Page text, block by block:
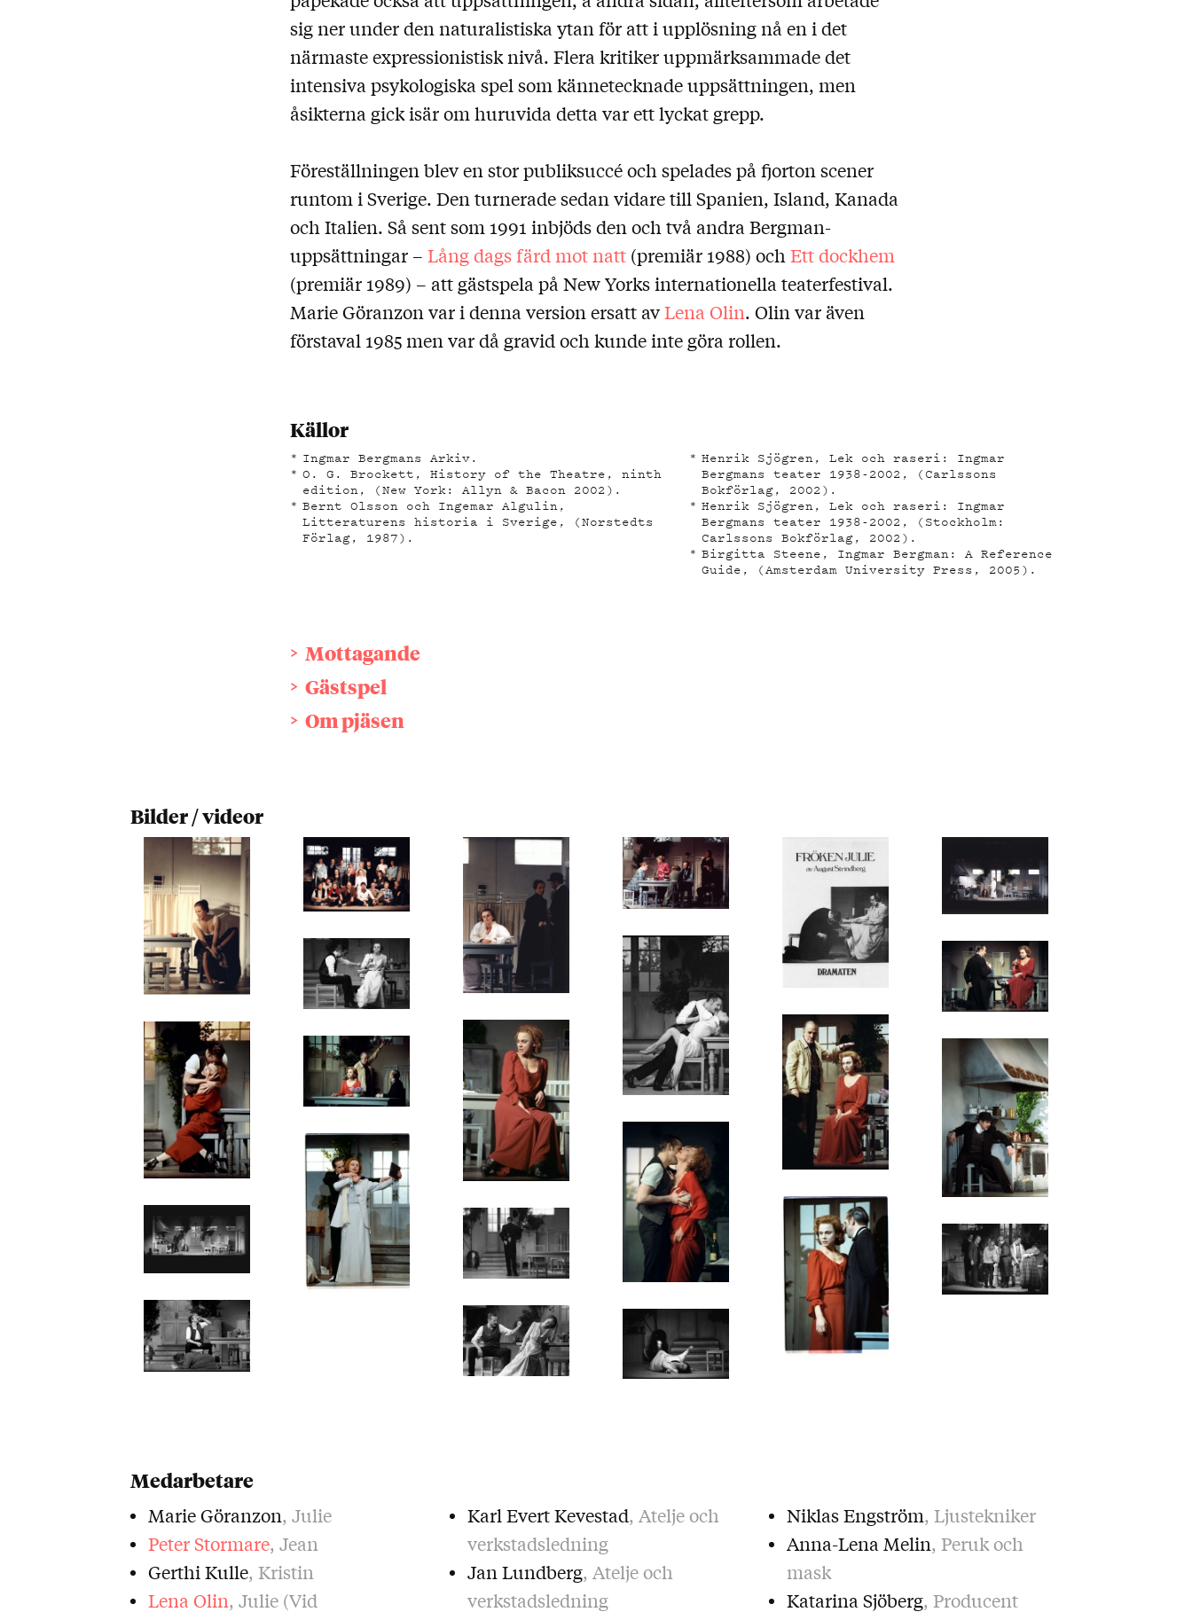
sig ner under den naturalistiska ytan för att i upplösning nå en i det
närmaste expressionistisk nivå. Flera kritiker uppmärksammade det
intensiva psykologiska spel som kännetecknade uppsättningen, men
åsikterna gick isär om huruvida detta var ett lyckat grepp.
Föreställningen blev en stor publiksuccé och spelades på fjorton scener
runtom i Sverige. Den turnerade sedan vidare till Spanien, Island, Kanada
och Italien. Så sent som 1991 inbjöds den och två andra Bergman-
uppsättningar – Lång dags färd mot natt (premiär 1988) och Ett dockhem
(premiär 1989) – att gästspela på New Yorks internationella teaterfestival.
Marie Göranzon var i denna version ersatt avLena Olin. Olin var även
förstaval 1985 men var då gravid och kunde inte göra rollen.
Källor
Ingmar Bergmans Arkiv.
O. G. Brockett, History of the Theatre, ninth
edition, (New York: Allyn & Bacon 2002).
Bernt Olsson och Ingemar Algulin,
Litteraturens historia i Sverige, (Norstedts
Förlag, 1987).
Henrik Sjögren, Lek och raseri: Ingmar
Bergmans teater 1938-2002, (Carlssons
Bokförlag, 2002).
Henrik Sjögren, Lek och raseri: Ingmar
Bergmans teater 1938-2002, (Stockholm:
Carlssons Bokförlag, 2002).
Birgitta Steene, Ingmar Bergman: A Reference
Guide, (Amsterdam University Press, 2005).
Mottagande
Gästspel
Om pjäsen
Bilder / videor
Medarbetare
Marie Göranzon, Julie
Peter Stormare, Jean
Gerthi Kulle, Kristin
Lena Olin, Julie (Vid
Karl Evert Kevestad, Atelje och
verkstadsledning
Jan Lundberg, Atelje och
verkstadsledning
Niklas Engström, Ljustekniker
Anna-Lena Melin, Peruk och
mask
Katarina Sjöberg, Producent